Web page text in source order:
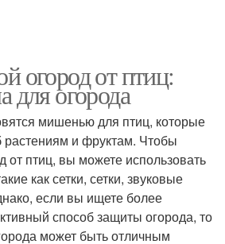
огород от птиц:
для огорода
мишенью для птиц, которые
растениям и фруктам. Чтобы
от птиц, вы можете использовать
как сетки, сетки, звуковые
если вы ищете более
способ защиты огорода, то
может быть отличным